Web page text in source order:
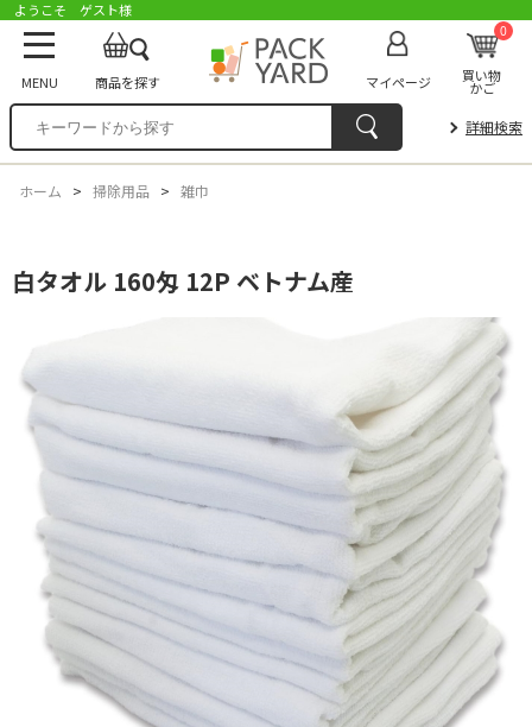
ようこそ ゲスト様
MENU 商品を探す マイページ
0
買い物
かご
詳細検索
ホーム > 掃除用品 > 雑巾
白タオル 160匁 12P ベトナム産